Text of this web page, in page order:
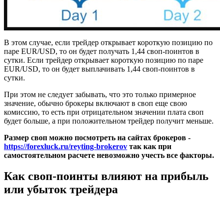
В этом случае, если трейдер открывает короткую позицию по
паре EUR/USD, то он будет получать 1,44 своп-поинтов в
сутки. Если трейдер открывает короткую позицию по паре
EUR/USD, то он будет выплачивать 1,44 своп-поинтов в
сутки.
При этом не следует забывать, что это только примерное
значение, обычно брокеры включают в своп еще свою
комиссию, то есть при отрицательном значении плата своп
будет больше, а при положительном трейдер получит меньше.
Размер своп можно посмотреть на сайтах брокеров -
https://forexluck.ru/reyting-brokerov так как при
самостоятельном расчете невозможно учесть все факторы.
Как своп-поинты влияют на прибыль
или убыток трейдера